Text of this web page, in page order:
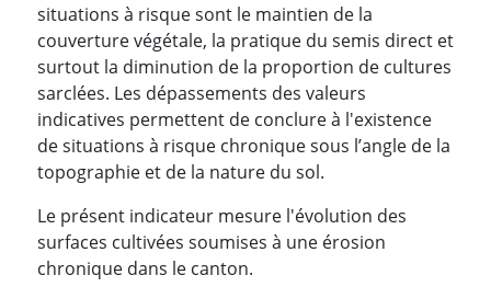
situations à risque sont le maintien de la
couverture végétale, la pratique du semis direct et
surtout la diminution de la proportion de cultures
sarclées. Les dépassements des valeurs
indicatives permettent de conclure à l'existence
de situations à risque chronique sous l’angle de la
topographie et de la nature du sol.
Le présent indicateur mesure l'évolution des
surfaces cultivées soumises à une érosion
chronique dans le canton.